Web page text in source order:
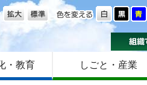
色を変える
文字の大きさ
・教育 しごと・産業